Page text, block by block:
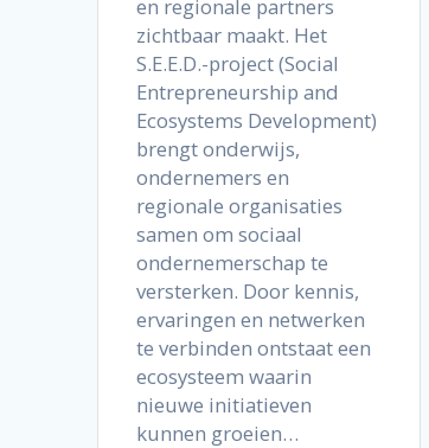
en regionale partners
zichtbaar maakt. Het
S.E.E.D.-project (Social
Entrepreneurship and
Ecosystems Development)
brengt onderwijs,
ondernemers en
regionale organisaties
samen om sociaal
ondernemerschap te
versterken. Door kennis,
ervaringen en netwerken
te verbinden ontstaat een
ecosysteem waarin
nieuwe initiatieven
kunnen groeien…